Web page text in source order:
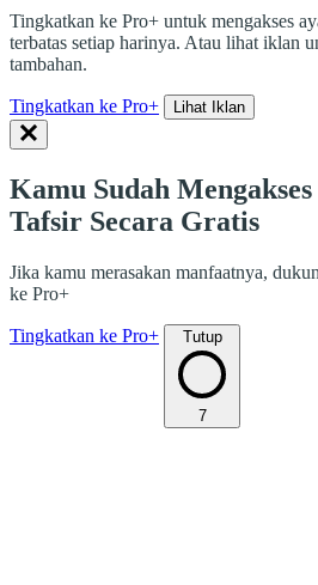
Tingkatkan ke Pro+ untuk mengakses
terbatas setiap harinya. Atau lihat iklan
tambahan.
Tingkatkan ke Pro+ Lihat Iklan
Kamu Sudah
Tafsir Secara Gratis
Jika kamu merasakan manfaatnya,
ke Pro+
Tingkatkan ke Pro+ Tutup
7